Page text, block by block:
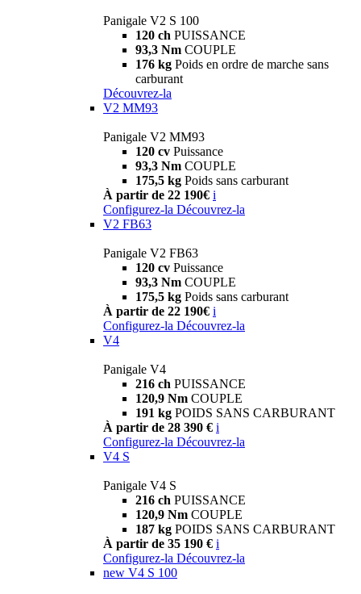
Panigale V2 S 100
120 ch PUISSANCE
93,3 Nm COUPLE
176 kg Poids en ordre de marche sans
carburant
Découvrez-la
V2 MM93
Panigale V2 MM93
120 cv Puissance
93,3 Nm COUPLE
175,5 kg Poids sans carburant
À partir de 22 190€ i
Configurez-la Découvrez-la
V2 FB63
Panigale V2 FB63
120 cv Puissance
93,3 Nm COUPLE
175,5 kg Poids sans carburant
À partir de 22 190€ i
Configurez-la Découvrez-la
V4
Panigale V4
216 ch PUISSANCE
120,9 Nm COUPLE
191 kg POIDS SANS CARBURANT
À partir de 28 390 € i
Configurez-la Découvrez-la
V4 S
Panigale V4 S
216 ch PUISSANCE
120,9 Nm COUPLE
187 kg POIDS SANS CARBURANT
À partir de 35 190 € i
Configurez-la Découvrez-la
new V4 S 100